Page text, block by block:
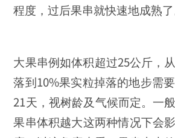
程度，过后果串就快速地成熟了
大果串例如体积超过25公斤，
落到10%果实粒掉落的地步需
21天，视树龄及气候而定。一
果串体积越大这两种情况下会